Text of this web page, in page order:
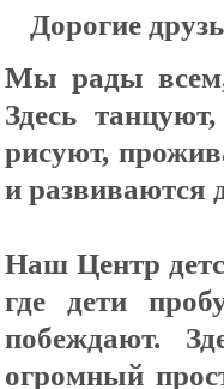
Дорогие
Мы рады всем,
Здесь
рисуют,
и развиваются
Наш Центр
где дети
побеждают.
огромный